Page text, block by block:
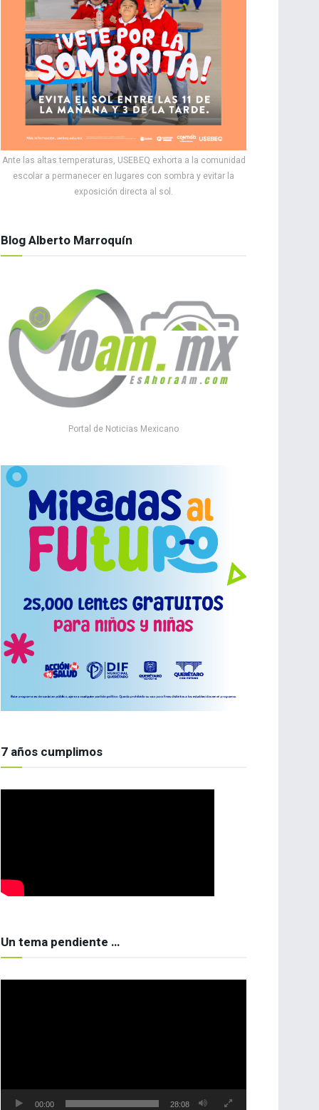
Ante las altas temperaturas, USEBEQ exhorta a la comunidad
escolar a permanecer en lugares con sombra y evitar la
exposición directa al sol.
Blog Alberto Marroquín
Portal de Noticias Mexicano
7 años cumplimos
Un tema pendiente …
00:00 28:08